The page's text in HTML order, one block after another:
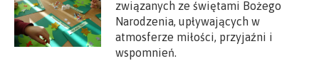
związanych ze świętami Bożego
Narodzenia, upływających w
atmosferze miłości, przyjaźni i
wspomnień.